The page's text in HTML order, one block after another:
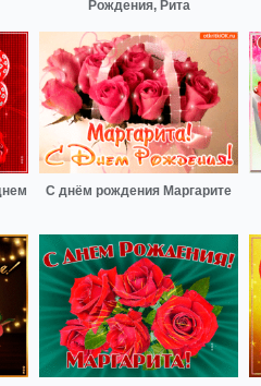
Рождения, Рита
С днём рождения Маргарите